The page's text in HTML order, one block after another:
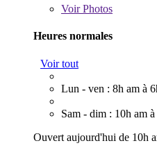
VoirPhotos
Heures normales
Voir tout
Lun - ven : 8h am à
Sam - dim : 10h am
Ouvert aujourd'hui de 10h